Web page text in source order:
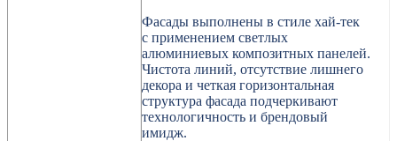
Фасады выполнены в стиле хай-тек
с применением светлых
алюминиевых композитных панелей.
Чистота линий, отсутствие лишнего
декора и четкая горизонтальная
структура фасада подчеркивают
технологичность и брендовый
имидж.